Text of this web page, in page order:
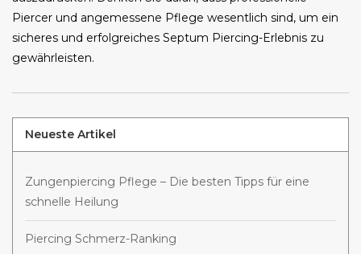
Piercer und angemessene Pflege wesentlich sind, um ein
sicheres und erfolgreiches Septum Piercing-Erlebnis zu
gewährleisten.
Neueste Artikel
Zungenpiercing Pflege – Die besten Tipps für eine
schnelle Heilung
Piercing Schmerz-Ranking